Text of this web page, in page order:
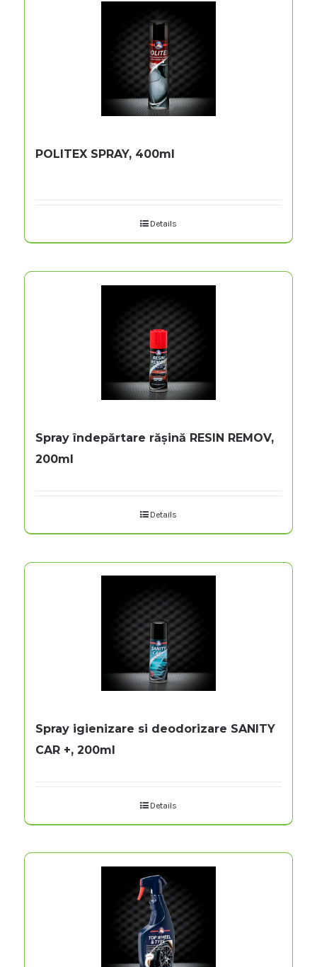
POLITEX SPRAY, 400ml
Details
Spray îndepărtare rășină RESIN REMOV,
200ml
Details
Spray igienizare si deodorizare SANITY
CAR +, 200ml
Details